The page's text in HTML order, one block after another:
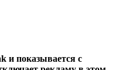
и показывается с